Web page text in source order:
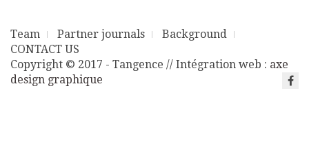
Team Partner journals
Background
CONTACT US
Copyright © 2017 - Tangence // Intégration web : axe
design graphique